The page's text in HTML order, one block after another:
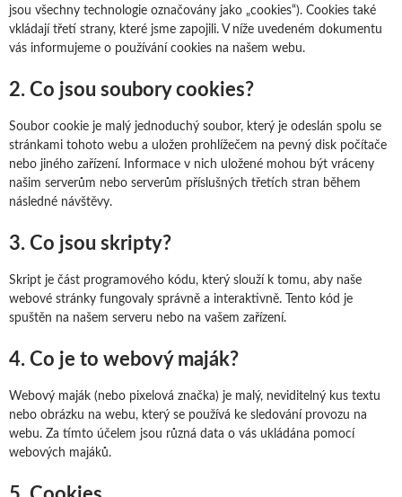
jsou všechny technologie označovány jako „cookies“). Cookies také
vkládají třetí strany, které jsme zapojili. V níže uvedeném dokumentu
vás informujeme o používání cookies na našem webu.
2. Co jsou soubory cookies?
Soubor cookie je malý jednoduchý soubor, který je odeslán spolu se
stránkami tohoto webu a uložen prohlížečem na pevný disk počítače
nebo jiného zařízení. Informace v nich uložené mohou být vráceny
našim serverům nebo serverům příslušných třetích stran během
následné návštěvy.
3. Co jsou skripty?
Skript je část programového kódu, který slouží k tomu, aby naše
webové stránky fungovaly správně a interaktivně. Tento kód je
spuštěn na našem serveru nebo na vašem zařízení.
4. Co je to webový maják?
Webový maják (nebo pixelová značka) je malý, neviditelný kus textu
nebo obrázku na webu, který se používá ke sledování provozu na
webu. Za tímto účelem jsou různá data o vás ukládána pomocí
webových majáků.